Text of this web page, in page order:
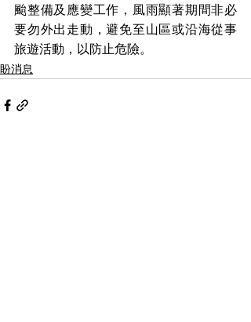
颱整備及應變工作，風雨顯著期間非必
要勿外出走動，避免至山區或沿海從事
旅遊活動，以防止危險。
盼消息